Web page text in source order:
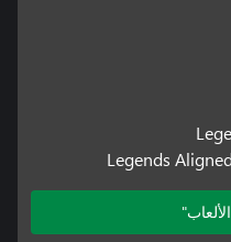
Legends